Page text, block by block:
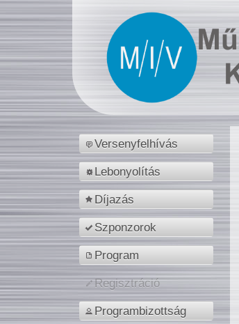
Versenyfelhívás
Lebonyolítás
Díjazás
Szponzorok
Program
Regisztráció
Programbizottság